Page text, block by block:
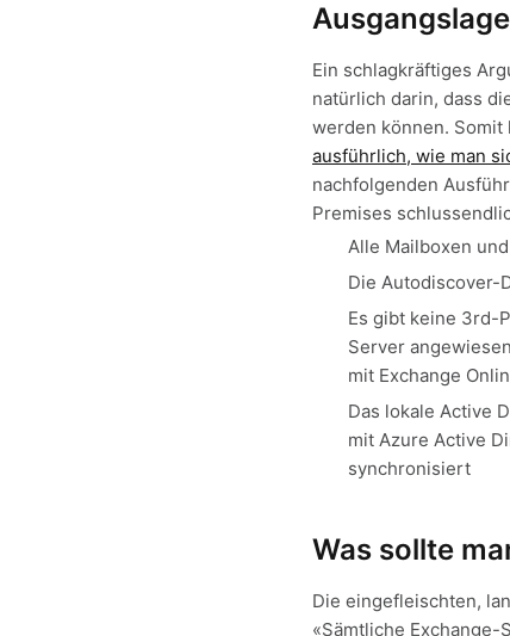
Ausgangslage
Ein schlagkräftiges
natürlich darin, dass
werden können.
ausführlich, wie man
nachfolgenden
Premises
Alle Mailboxen
Die Autodiscover-
Es gibt keine 3rd-
Server
mit Exchange
Das lokale Active
mit Azure Active
synchronisiert
Was sollte
Die eingefleischten,
«Sämtliche